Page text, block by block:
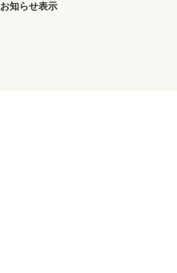
お知らせ表示